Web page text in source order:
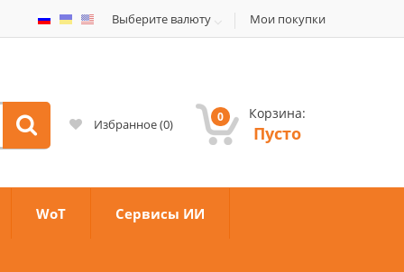
Выберите валюту Мои покупки
Избранное(0) 0 Корзина:
Пусто
WoT Сервисы ИИ